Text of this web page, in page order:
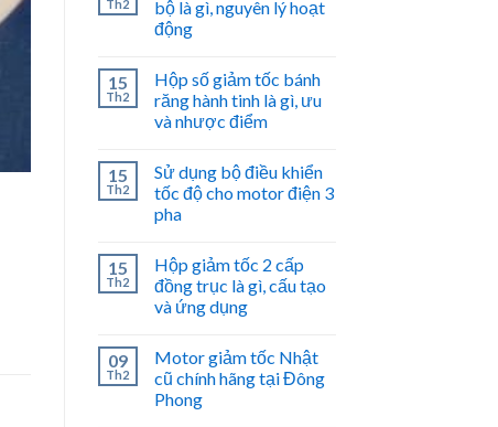
Th2
bộ là gì, nguyên lý hoạt
động
15
Th2
Hộp số giảm tốc bánh
răng hành tinh là gì, ưu
và nhược điểm
15
Th2
Sử dụng bộ điều khiển
tốc độ cho motor điện 3
pha
15
Th2
Hộp giảm tốc 2 cấp
đồng trục là gì, cấu tạo
và ứng dụng
09
Th2
Motor giảm tốc Nhật
cũ chính hãng tại Đông
Phong